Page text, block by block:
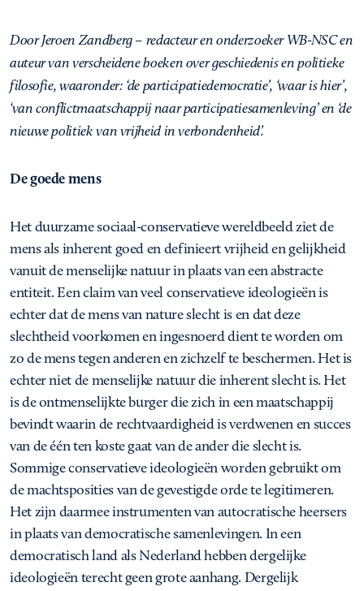
Door Jeroen Zandberg – redacteur en onderzoeker WB-NSC en
auteur van verscheidene boeken over geschiedenis en politieke
filosofie, waaronder: ‘de participatiedemocratie’, ‘waar is hier’,
‘van conflictmaatschappij naar participatiesamenleving’ en ‘de
nieuwe politiek van vrijheid in verbondenheid’.
De goede mens
Het duurzame sociaal-conservatieve wereldbeeld ziet de
mens als inherent goed en definieert vrijheid en gelijkheid
vanuit de menselijke natuur in plaats van een abstracte
entiteit. Een claim van veel conservatieve ideologieën is
echter dat de mens van nature slecht is en dat deze
slechtheid voorkomen en ingesnoerd dient te worden om
zo de mens tegen anderen en zichzelf te beschermen. Het is
echter niet de menselijke natuur die inherent slecht is. Het
is de ontmenselijkte burger die zich in een maatschappij
bevindt waarin de rechtvaardigheid is verdwenen en succes
van de één ten koste gaat van de ander die slecht is.
Sommige conservatieve ideologieën worden gebruikt om
de machtsposities van de gevestigde orde te legitimeren.
Het zijn daarmee instrumenten van autocratische heersers
in plaats van democratische samenlevingen. In een
democratisch land als Nederland hebben dergelijke
ideologieën terecht geen grote aanhang. Dergelijk